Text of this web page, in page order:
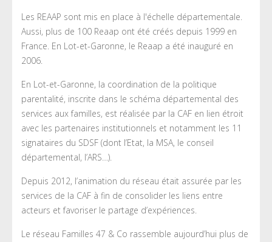
Les REAAP sont mis en place à l'échelle départementale.
Aussi, plus de 100 Reaap ont été créés depuis 1999 en
France. En Lot-et-Garonne, le Reaap a été inauguré en
2006.
En Lot-et-Garonne, la coordination de la politique
parentalité, inscrite dans le schéma départemental des
services aux familles, est réalisée par la CAF en lien étroit
avec les partenaires institutionnels et notamment les 11
signataires du SDSF (dont l’Etat, la MSA, le conseil
départemental, l’ARS…).
Depuis 2012, l’animation du réseau était assurée par les
services de la CAF à fin de consolider les liens entre
acteurs et favoriser le partage d’expériences.
Le réseau Familles 47 & Co rassemble aujourd’hui plus de